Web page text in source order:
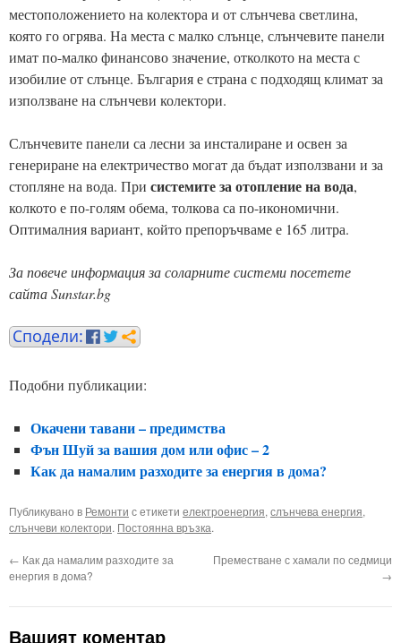
местоположението на колектора и от слънчева светлина,
която го огрява. На места с малко слънце, слънчевите панели
имат по-малко финансово значение, отколкото на места с
изобилие от слънце. България е страна с подходящ климат за
използване на слънчеви колектори.
Слънчевите панели са лесни за инсталиране и освен за
генериране на електричество могат да бъдат използвани и за
стопляне на вода. При системите за отопление на вода,
колкото е по-голям обема, толкова са по-икономични.
Оптималния вариант, който препоръчваме е 165 литра.
За повече информация за соларните системи посетете
сайта Sunstar.bg
Подобни публикации:
Окачени тавани – предимства
Фън Шуй за вашия дом или офис – 2
Как да намалим разходите за енергия в дома?
Публикувано в Ремонти с етикети електроенергия, слънчева енергия,
слънчеви колектори. Постоянна връзка.
← Как да намалим разходите за
енергия в дома?
Преместване с хамали по седмици
→
Вашият коментар